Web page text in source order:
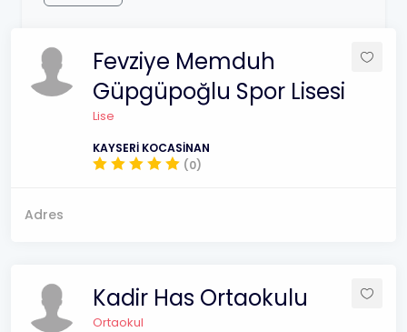
Fevziye Memduh
Güpgüpoğlu Spor Lisesi
Lise
KAYSERİ KOCASİNAN
(0)
Adres
Kadir Has Ortaokulu
Ortaokul